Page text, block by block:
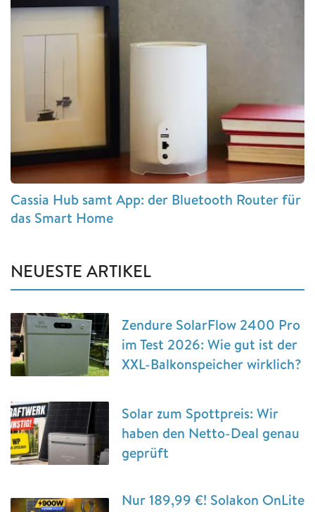
Cassia Hub samt App: der Bluetooth Router für
das Smart Home
NEUESTE ARTIKEL
Zendure SolarFlow 2400 Pro
im Test 2026: Wie gut ist der
XXL-Balkonspeicher wirklich?
Solar zum Spottpreis: Wir
haben den Netto-Deal genau
geprüft
Nur 189,99 €! Solakon OnLite